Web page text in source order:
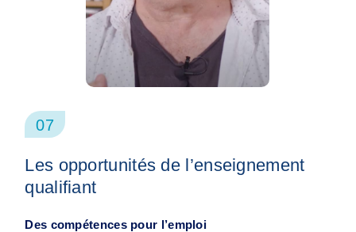
07
Les opportunités de l’enseignement
qualifiant
Des compétences pour l’emploi